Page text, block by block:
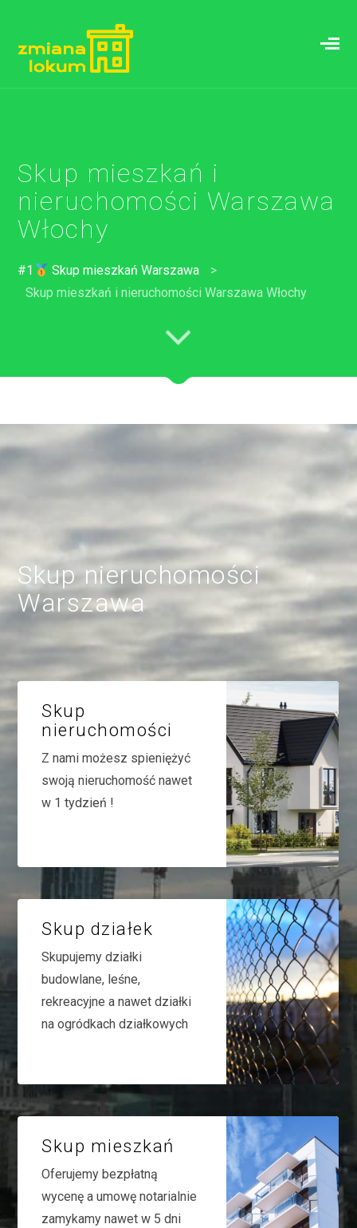
Skup mieszkań i
nieruchomości Warszawa
Włochy
#1 Skup mieszkań Warszawa
>
Skup mieszkań i nieruchomości Warszawa Włochy
Skup nieruchomości
Warszawa
Skup
nieruchomości
Z nami możesz spieniężyć
swoją nieruchomość nawet
w 1 tydzień !
Skup działek
Skupujemy działki
budowlane, leśne,
rekreacyjne a nawet działki
na ogródkach działkowych
Skup mieszkań
Oferujemy bezpłatną
wycenę a umowę notarialnie
zamykamy nawet w 5 dni